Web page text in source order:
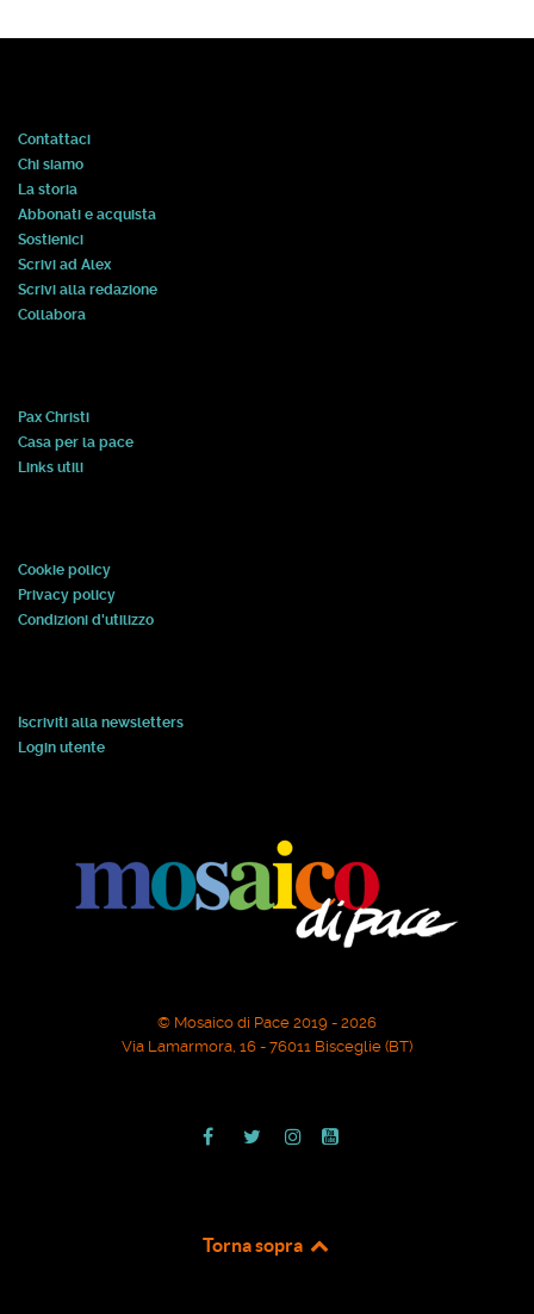
Contattaci
Chi siamo
La storia
Abbonati e acquista
Sostienici
Scrivi ad Alex
Scrivi alla redazione
Collabora
Pax Christi
Casa per la pace
Links utili
Cookie policy
Privacy policy
Condizioni d'utilizzo
Iscriviti alla newsletters
Login utente
© Mosaico di Pace 2019 - 2026
Via Lamarmora, 16 - 76011 Bisceglie (BT)
Torna sopra